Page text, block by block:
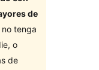
de
tenga
o
de